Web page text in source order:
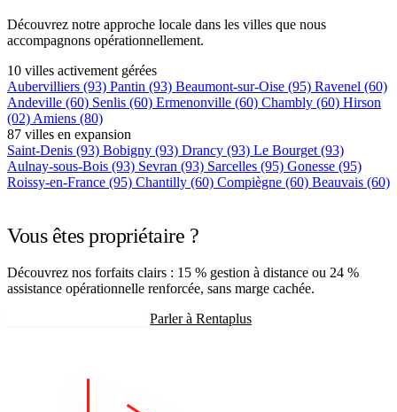
Découvrez notre approche locale dans les villes que nous
accompagnons opérationnellement.
10 villes activement gérées
Aubervilliers (93) Pantin (93) Beaumont-sur-Oise (95) Ravenel (60)
Andeville (60) Senlis (60) Ermenonville (60) Chambly (60) Hirson
(02) Amiens (80)
87 villes en expansion
Saint-Denis (93) Bobigny (93) Drancy (93) Le Bourget (93)
Aulnay-sous-Bois (93) Sevran (93) Sarcelles (95) Gonesse (95)
Roissy-en-France (95) Chantilly (60) Compiègne (60) Beauvais (60)
Vous êtes propriétaire ?
Découvrez nos forfaits clairs : 15 % gestion à distance ou 24 %
assistance opérationnelle renforcée, sans marge cachée.
Parler à Rentaplus